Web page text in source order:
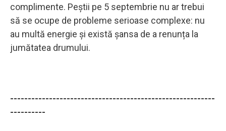
complimente. Peștii pe 5 septembrie nu ar trebui
să se ocupe de probleme serioase complexe: nu
au multă energie și există șansa de a renunța la
jumătatea drumului.
----------------------------------------------------------
----------